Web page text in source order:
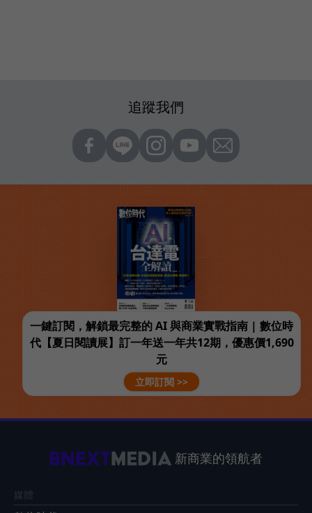
追蹤我們
一鍵訂閱，解鎖最完整的 AI 與商業實戰指南 | 數位時
代【夏日閱讀展】訂一年送一年共12期，優惠價1,690
元
立即訂閱 >>
新商業的領航者
媒體